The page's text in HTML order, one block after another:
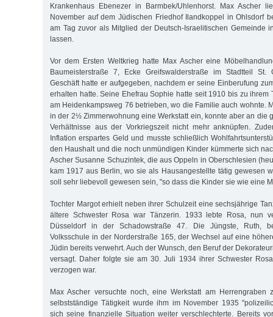
Krankenhaus Ebenezer in Barmbek/Uhlenhorst. Max Ascher
November auf dem Jüdischen Friedhof Ilandkoppel in Ohlsdorf
am Tag zuvor als Mitglied der Deutsch-Israelitischen Gemeinde
lassen.
Vor dem Ersten Weltkrieg hatte Max Ascher eine
Baumeisterstraße 7, Ecke Greifswalderstraße im Stadtteil St.
Geschäft hatte er aufgegeben, nachdem er seine Einberufung
erhalten hatte. Seine Ehefrau Sophie hatte seit 1910 bis zu ihrem
am Heidenkampsweg 76 betrieben, wo die Familie auch wohnte.
in der 2½ Zimmerwohnung eine Werkstatt ein, konnte aber an die
Verhältnisse aus der Vorkriegszeit nicht mehr anknüpfen.
Inflation erspartes Geld und musste schließlich
den Haushalt und die noch unmündigen Kinder kümmerte sich
Ascher Susanne Schuzintek, die aus Oppeln in Oberschlesien
kam 1917 aus Berlin, wo sie als Hausangestellte tätig gewesen
soll sehr liebevoll gewesen sein, "so dass die Kinder sie wie eine
Tochter Margot erhielt neben ihrer Schulzeit eine sechsjährige
ältere Schwester Rosa war Tänzerin. 1933 lebte Rosa, nun
Düsseldorf in der Schadowstraße 47. Die Jüngste, Ruth,
Volksschule in der Norderstraße 165, der Wechsel auf eine
Jüdin bereits verwehrt. Auch der Wunsch, den Beruf der
versagt. Daher folgte sie am 30. Juli 1934 ihrer Schwester
verzogen war.
Max Ascher versuchte noch, eine Werkstatt am Herrengraben
selbstständige Tätigkeit wurde ihm im November 1935
sich seine finanzielle Situation weiter verschlechterte. Bereits